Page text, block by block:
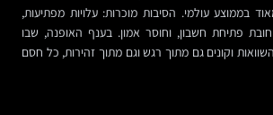
בממוצע עולמי. הסיבות מוכרות: עלויות מפתיעות,
פתיחת חשבון, וחוסר אמון. בענף האופנה, שבו
וקונים גם מתוך רגש וגם מתוך זהירות, כל חסם